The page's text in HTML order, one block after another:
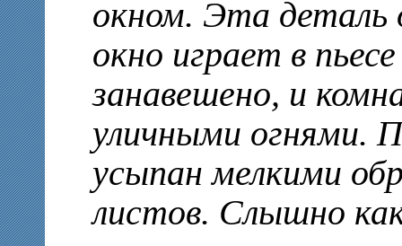
окном. Эта деталь
окно играет в
занавешено, и
уличными огнями.
усыпан мелкими
листов. Слышно